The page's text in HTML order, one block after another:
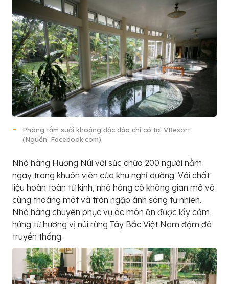
Phòng tắm suối khoáng độc đáo chỉ có tại VResort.
(Nguồn: Facebook.com)
Nhà hàng Hương Núi với sức chứa 200 người nằm
ngay trong khuôn viên của khu nghỉ dưỡng. Với chất
liệu hoàn toàn từ kính, nhà hàng có không gian mở vô
cùng thoáng mát và tràn ngập ánh sáng tự nhiên.
Nhà hàng chuyên phục vụ ác món ăn được lấy cảm
hứng từ hương vị núi rừng Tây Bắc Việt Nam đậm đà
truyền thống.